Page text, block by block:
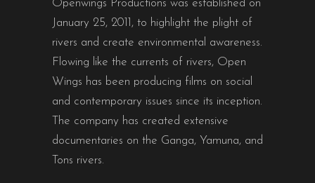
Openwings Productions was established on
January 25, 2011, to highlight the plight of
rivers and create environmental awareness.
Flowing like the currents of rivers, Open
Wings has been producing films on social
and contemporary issues since its inception.
The company has created extensive
documentaries on the Ganga, Yamuna, and
Tons rivers.